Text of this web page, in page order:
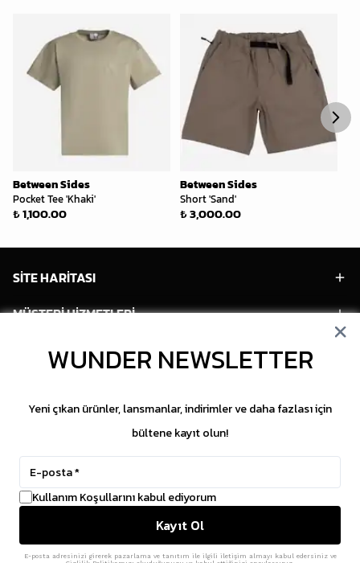
Between Sides
Pocket Tee 'Khaki'
₺ 1,100.00
Between Sides
Short 'Sand'
₺ 3,000.00
SİTE HARİTASI
MÜŞTERİ HİZMETLERİ
HESABIM
SOSYAL MEDYA
Copyright © 2026 WUNDER. İçeriklerin izinsiz
ikasE-Ticaret Altyapısıile Hazırlanmıştır.
WUNDER NEWSLETTER
Yeni çıkan ürünler, lansmanlar, indirimler ve daha fazlası için
bültene kayıt olun!
Kullanım Koşullarını kabul ediyorum
Kayıt Ol
E-posta adresinizi girerek pazarlama ve tanıtım ile ilgili iletişim almayı kabul edersiniz ve